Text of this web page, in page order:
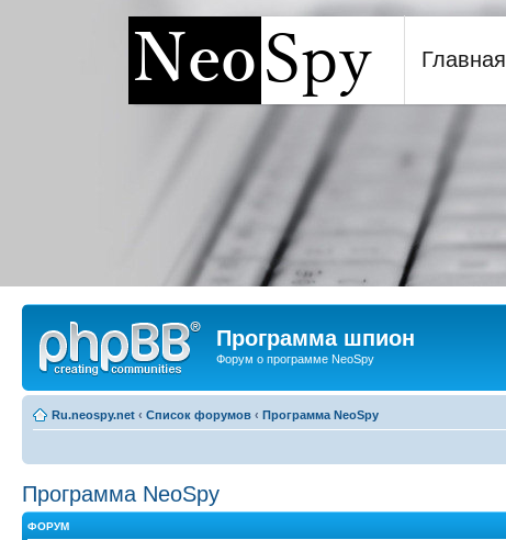
Программа шпион NeoSpy
Главная
Программа шпион
Форум о программе NeoSpy
Ru.neospy.net ‹ Список форумов ‹ Программа NeoSpy
Программа NeoSpy
ФОРУМ